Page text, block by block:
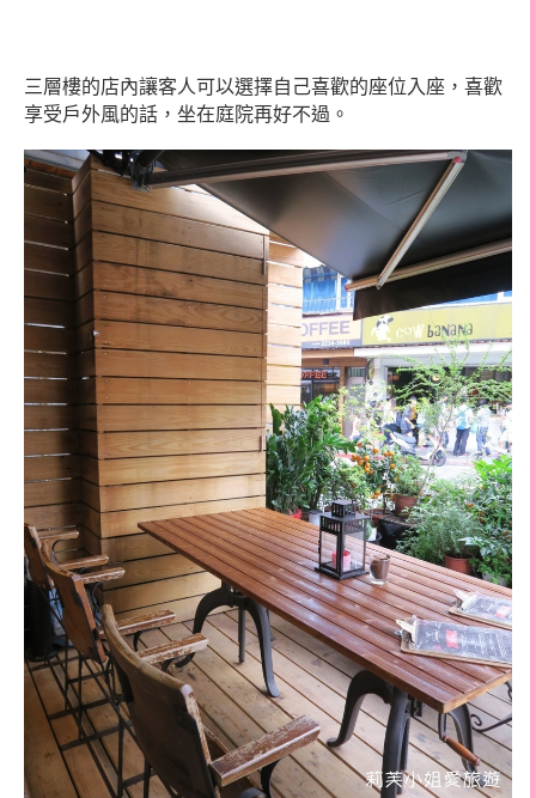
三層樓的店內讓客人可以選擇自己喜歡的座位入座，喜歡
享受戶外風的話，坐在庭院再好不過。